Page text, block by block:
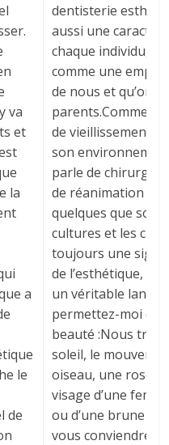
va
et
la
a
le
de
dentisterie
aussi une
chaque individu,
comme une
de nous et qu’on
parents.Comme
de vieillissement
son
parle de chirurgie
de réanimation du
quelques que
cultures et les
toujours une
de l’esthétique, il
un véritable
permettez-moi
beauté :Nous
soleil, le
oiseau, une rose,
visage d’une
ou d’une brune
vous conviendrez